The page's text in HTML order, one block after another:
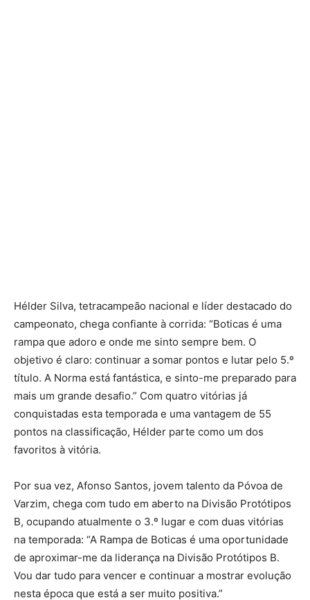
Hélder Silva, tetracampeão nacional e líder destacado do
campeonato, chega confiante à corrida: “Boticas é uma
rampa que adoro e onde me sinto sempre bem. O
objetivo é claro: continuar a somar pontos e lutar pelo 5.º
título. A Norma está fantástica, e sinto-me preparado para
mais um grande desafio.” Com quatro vitórias já
conquistadas esta temporada e uma vantagem de 55
pontos na classificação, Hélder parte como um dos
favoritos à vitória.
Por sua vez, Afonso Santos, jovem talento da Póvoa de
Varzim, chega com tudo em aberto na Divisão Protótipos
B, ocupando atualmente o 3.º lugar e com duas vitórias
na temporada: “A Rampa de Boticas é uma oportunidade
de aproximar-me da liderança na Divisão Protótipos B.
Vou dar tudo para vencer e continuar a mostrar evolução
nesta época que está a ser muito positiva.”